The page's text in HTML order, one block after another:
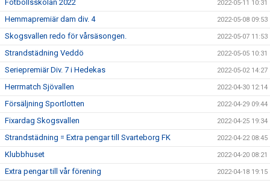
Fotbollsskolan 2022 2022-05-11 10:31
Hemmapremiär dam div. 4 2022-05-08 09:53
Skogsvallen redo för vårsäsongen. 2022-05-07 11:53
Strandstädning Veddö 2022-05-05 10:31
Seriepremiär Div. 7 i Hedekas 2022-05-02 14:27
Herrmatch Sjövallen 2022-04-30 12:14
Försäljning Sportlotten 2022-04-29 09:44
Fixardag Skogsvallen 2022-04-25 19:34
Strandstädning = Extra pengar till Svarteborg FK 2022-04-22 08:45
Klubbhuset 2022-04-20 08:21
Extra pengar till vår förening 2022-04-18 19:15